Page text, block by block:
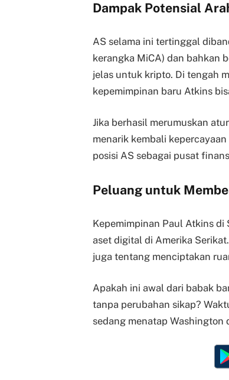
Dampak Potensial
AS selama ini tertinggal
kerangka MiCA) dan bahkan
jelas untuk kripto. Di tengah
kepemimpinan baru Atkins
Jika berhasil merumuskan
menarik kembali
posisi AS sebagai pusat
Peluang untuk
Kepemimpinan Paul Atkins di
aset digital di Amerika
juga tentang menciptakan
Apakah ini awal dari babak
tanpa perubahan sikap?
sedang menatap Washington